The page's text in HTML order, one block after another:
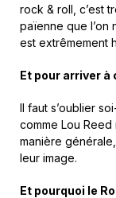
rock & roll, c’est
païenne que l’on
est extrêmement
Et pour arriver
Il faut s’oublier
comme Lou Reed
manière
leur image.
Et pourquoi le